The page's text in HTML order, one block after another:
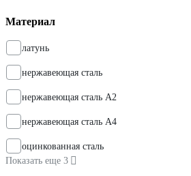
Материал
латунь
нержавеющая сталь
нержавеющая сталь А2
нержавеющая сталь А4
оцинкованная сталь
Показать еще 3